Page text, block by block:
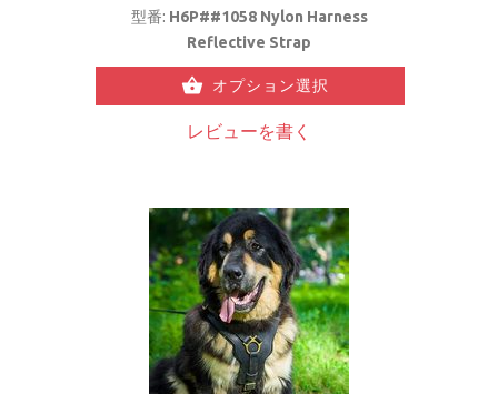
型番: H6P##1058 Nylon Harness
Reflective Strap
オプション選択
レビューを書く